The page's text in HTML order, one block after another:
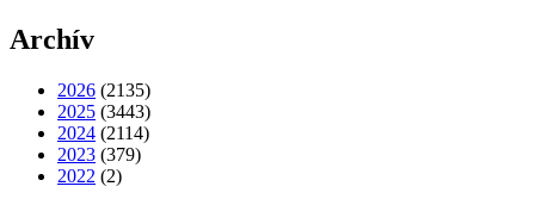
Archív
2026 (2135)
2025 (3443)
2024 (2114)
2023 (379)
2022 (2)